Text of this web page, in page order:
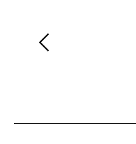
Vorherigen